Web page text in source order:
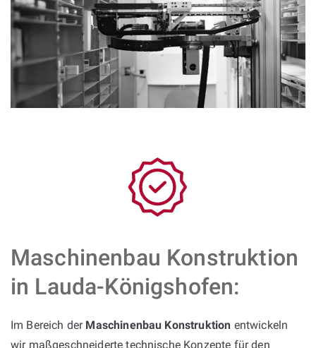
Maschinenbau Konstruktion
in Lauda-Königshofen:
Im Bereich der Maschinenbau Konstruktion entwickeln
wir maßgeschneiderte technische Konzepte für den